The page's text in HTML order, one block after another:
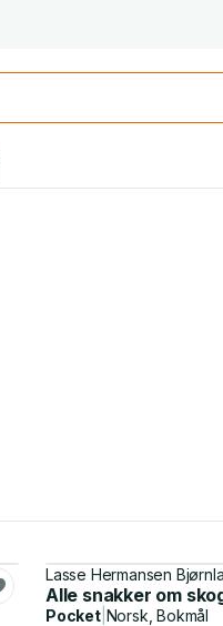
Lasse Hermansen
Alle snakker om
Pocket| Norsk, Bokmål